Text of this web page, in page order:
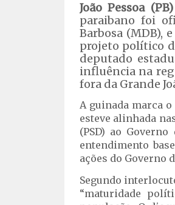
João Pessoa (PB)
paraibano foi
Barbosa (MDB),
projeto político
deputado
influência na
fora da Grande
A guinada marca
esteve alinhada
(PSD) ao
entendimento
ações do Governo
Segundo
“maturidade